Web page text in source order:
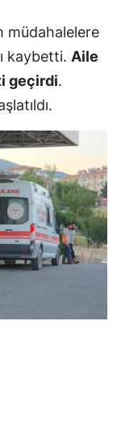
Kayseri
Kırklareli
Kocaeli
Konya
Kütahya
Malatya
Manisa
müdahalelere
kaybetti. Aile
geçirdi.